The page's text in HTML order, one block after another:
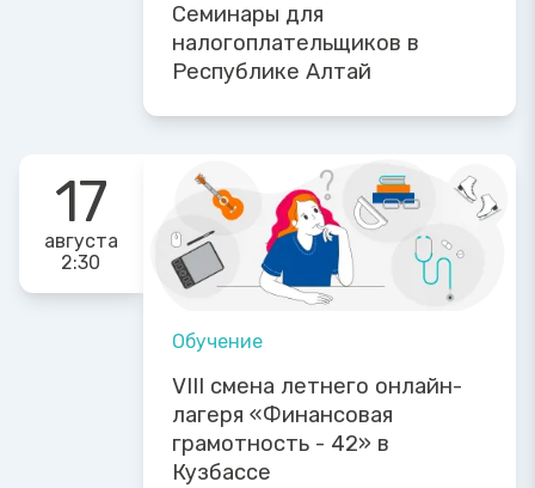
Семинары для
налогоплательщиков в
Республике Алтай
17
августа
2:30
Обучение
VIII смена летнего онлайн-
лагеря «Финансовая
грамотность - 42» в
Кузбассе